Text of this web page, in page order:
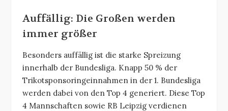
Auffällig: Die Großen werden
immer größer
Besonders auffällig ist die starke Spreizung
innerhalb der Bundesliga. Knapp 50 % der
Trikotsponsoringeinnahmen in der 1. Bundesliga
werden dabei von den Top 4 generiert. Diese Top
4 Mannschaften sowie RB Leipzig verdienen